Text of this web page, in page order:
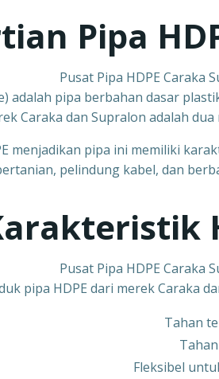
Pipa
Pusat Pipa HDPE Caraka
adalah pipa berbahan dasar
Caraka dan Supralon adalah
menjadikan pipa ini memiliki
pelindung kabel, dan
Pusat Pipa HDPE Caraka
pipa HDPE dari merek Caraka
Tahan
Fleksibel